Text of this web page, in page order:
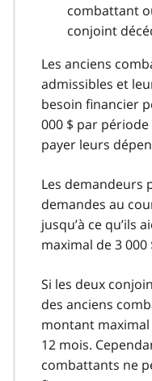
combattant
conjoint
Les anciens
admissibles et
besoin financier
000 $ par
payer leurs
Les demandeurs
demandes au
jusqu’à ce qu’ils
maximal de 3 000
Si les deux
des anciens
montant
12 mois.
combattants ne